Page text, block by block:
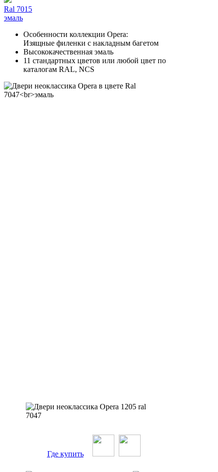
Ral 7015
эмаль
Особенности коллекции Opera:
Изящные филенки с накладным багетом
Высококачественная эмаль
11 стандартных цветов или любой цвет по
каталогам RAL, NCS
Где купить